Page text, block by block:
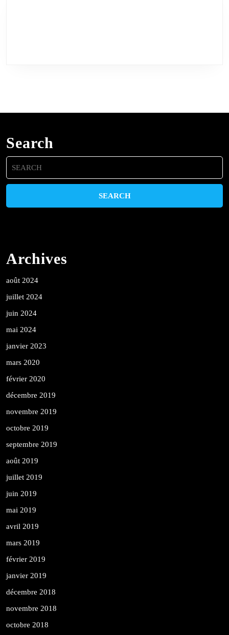
Search
Search
for:
Archives
août 2024
juillet 2024
juin 2024
mai 2024
janvier 2023
mars 2020
février 2020
décembre 2019
novembre 2019
octobre 2019
septembre 2019
août 2019
juillet 2019
juin 2019
mai 2019
avril 2019
mars 2019
février 2019
janvier 2019
décembre 2018
novembre 2018
octobre 2018